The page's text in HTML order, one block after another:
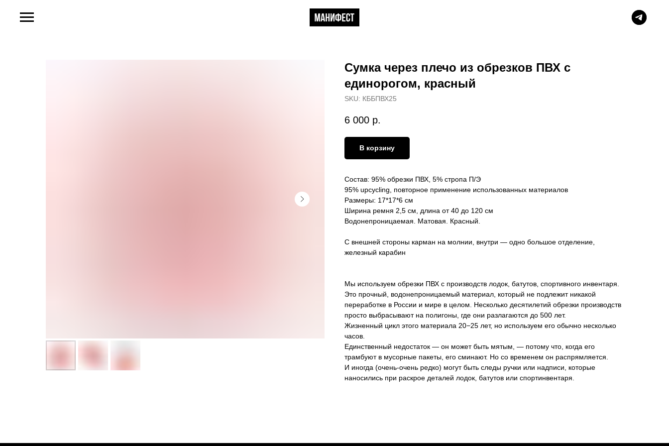
Сумка через плечо из обрезков ПВХ с
единорогом, красный
SKU: КББПВХ25
6 000 р.
В корзину
Состав: 95% обрезки ПВХ, 5% стропа П/Э
95% upcycling, повторное применение использованных материалов
Размеры: 17*17*6 см
Ширина ремня 2,5 см, длина от 40 до 120 см
Водонепроницаемая. Матовая. Красный.
С внешней стороны карман на молнии, внутри — одно большое отделение,
железный карабин
Мы используем обрезки ПВХ с производств лодок, батутов, спортивного инвентаря.
Это прочный, водонепроницаемый материал, который не подлежит никакой
переработке в России и мире в целом. Несколько десятилетий обрезки производств
просто выбрасывают на полигоны, где они разлагаются до 500 лет.
Жизненный цикл этого материала 20−25 лет, но используем его обычно несколько
часов.
Единственный недостаток — он может быть мятым, — потому что, когда его
трамбуют в мусорные пакеты, его сминают. Но со временем он распрямляется.
И иногда (очень-очень редко) могут быть следы ручки или надписи, которые
наносились при раскрое деталей лодок, батутов или спортинвентаря.